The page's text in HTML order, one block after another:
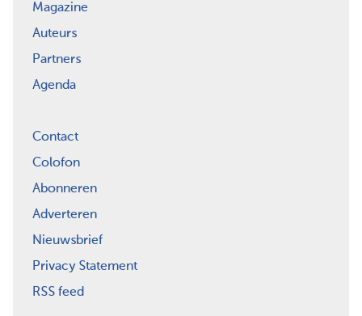
Magazine
Auteurs
Partners
Agenda
Contact
Colofon
Abonneren
Adverteren
Nieuwsbrief
Privacy Statement
RSS feed